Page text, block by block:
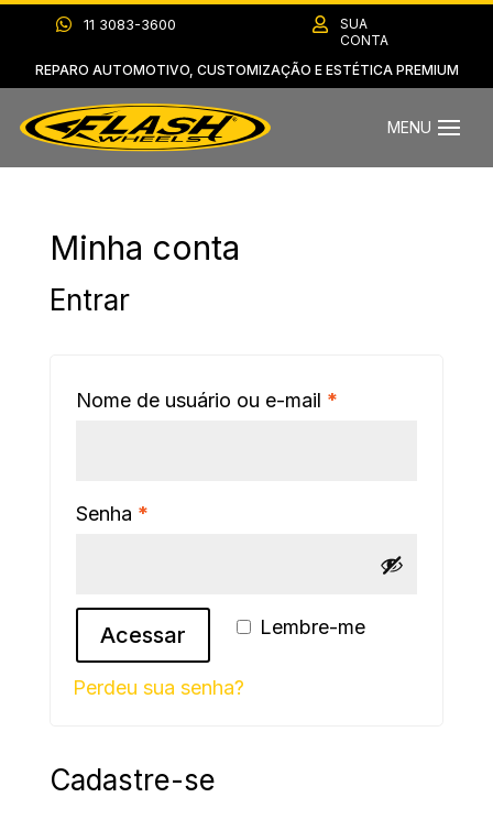
 11 3083-3600 
SUA
CONTA
REPARO AUTOMOTIVO, CUSTOMIZAÇÃO E ESTÉTICA PREMIUM
Minha conta
Entrar
Nome de usuário ou e-mail *Obrigatório
Senha *Obrigatório
Lembre-me
Acessar
Perdeu sua senha?
Cadastre-se